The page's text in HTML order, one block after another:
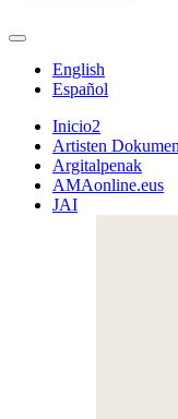
English
Español
Inicio2
Artisten
Argitalpenak
AMAonline.eus
JAI